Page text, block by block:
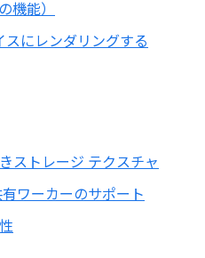
機能）
にレンダリングする
ストレージ テクスチャ
ワーカーのサポート